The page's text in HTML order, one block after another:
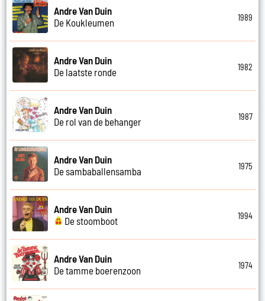
Andre Van Duin
De Koukleumen
1989
Andre Van Duin
De laatste ronde
1982
Andre Van Duin
De rol van de behanger
1987
Andre Van Duin
De sambaballensamba
1975
Andre Van Duin
De stoomboot
1994
Andre Van Duin
De tamme boerenzoon
1974